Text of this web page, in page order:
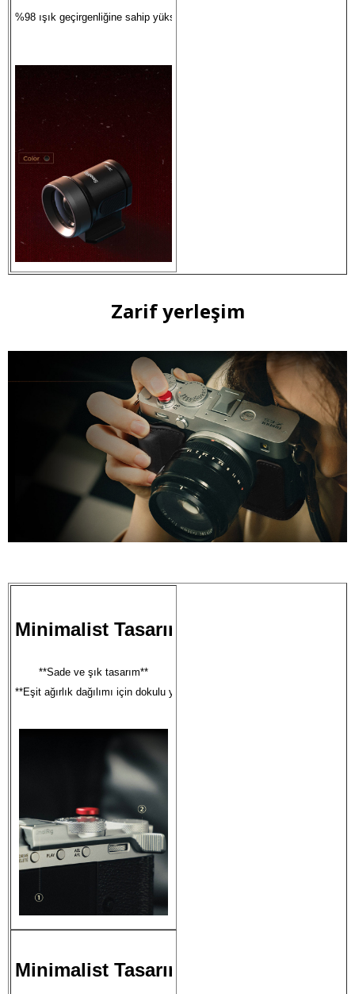
%98 ışık geçirgenliğine sahip yüksek netlikte 5 lensli optik sistem
Zarif yerleşim
Minimalist Tasarım, Maksimum
**Sade ve şık tasarım**
**Eşit ağırlık dağılımı için dokulu yüzey**
Minimalist Tasarım, Maksimum